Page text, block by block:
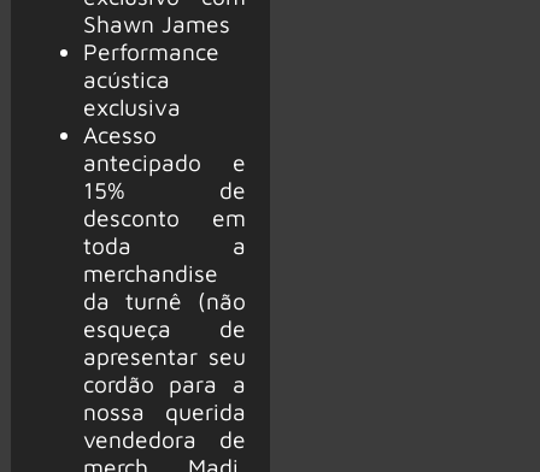
Shawn James
Performance
acústica
exclusiva
Acesso
antecipado e
15% de
desconto em
toda a
merchandise
da turnê (não
esqueça de
apresentar seu
cordão para a
nossa querida
vendedora de